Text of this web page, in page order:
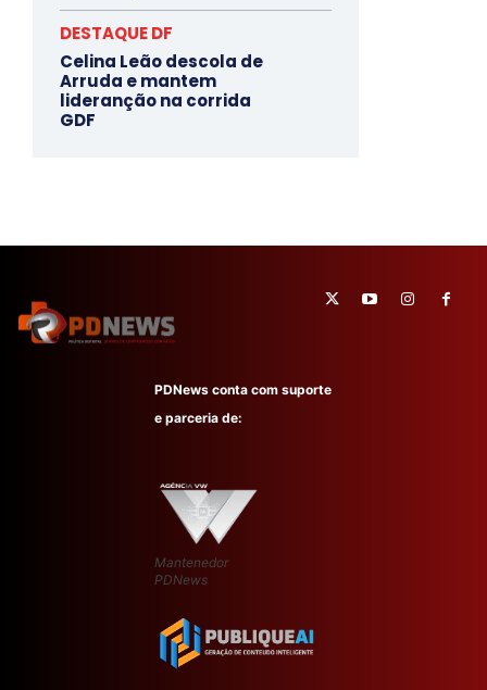
DESTAQUE DF
Celina Leão descola de
Arruda e mantem
lideranção na corrida
GDF
PDNews conta com suporte
e parceria de:
Mantenedor
PDNews